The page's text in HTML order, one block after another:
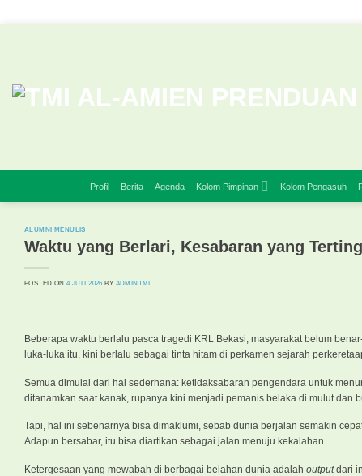
Profil Berita Agenda Kolom Pimpinan Kolom Pengasuh
ALUMNI MENULIS
Waktu yang Berlari, Kesabaran yang
POSTED ON4 JULI 2026 BY ADMINTMI
Beberapa waktu berlalu pasca tragedi KRL Bekasi, masyarakat belum
luka-luka itu, kini berlalu sebagai tinta hitam di perkamen sejarah
Semua dimulai dari hal sederhana: ketidaksabaran pengendara untuk
ditanamkan saat kanak, rupanya kini menjadi pemanis belaka di mulut dan
Tapi, hal ini sebenarnya bisa dimaklumi, sebab dunia berjalan semakin
Adapun bersabar, itu bisa diartikan sebagai jalan menuju kekalahan.
Ketergesaan yang mewabah di berbagai belahan dunia adalah outputdari